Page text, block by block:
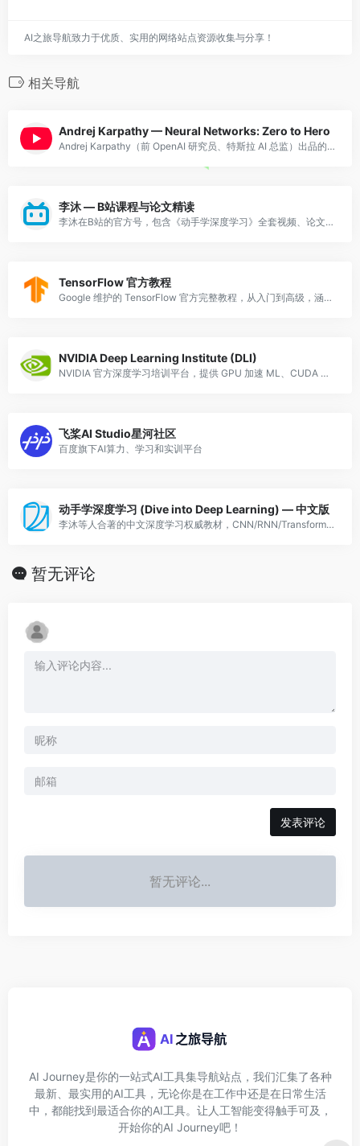
AI之旅导航致力于优质、实用的网络站点资源收集与分享！
相关导航
Andrej Karpathy — Neural Networks: Zero to Hero
Andrej Karpathy（前 OpenAI 研究员、特斯拉 AI 总监）出品的系列视频教程，从零开始构建神经网络。从微积分和反向传播的数学原理讲起，逐步实现 micrograd（自动微分引擎）、makemore（字符级语言模型），再到
李沐 — B站课程与论文精读
李沐在B站的官方号，包含《动手学深度学习》全套视频、论文精读系列（Transformer/BERT/GPT等），讲解清晰深入。
TensorFlow 官方教程
Google 维护的 TensorFlow 官方完整教程，从入门到高级，涵盖计算机视觉、NLP、生成模型等实战。
NVIDIA Deep Learning Institute (DLI)
NVIDIA 官方深度学习培训平台，提供 GPU 加速 ML、CUDA 编程、LLM 推理优化等自定进度课程，含实战环境和证书。
飞桨AI Studio星河社区
百度旗下AI算力、学习和实训平台
动手学深度学习 (Dive into Deep Learning) — 中文版
李沐等人合著的中文深度学习权威教材，CNN/RNN/Transformer/GAN全覆盖，多框架实现，B站有配套视频，国内深度学习入门首选。
暂无评论
发表评论
暂无评论...
AI Journey是你的一站式AI工具集导航站点，我们汇集了各种
最新、最实用的AI工具，无论你是在工作中还是在日常生活
中，都能找到最适合你的AI工具。让人工智能变得触手可及，
开始你的AI Journey吧！